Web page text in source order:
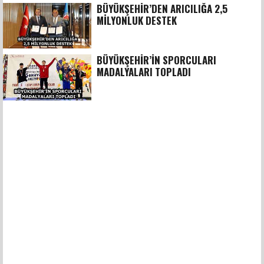
BÜYÜKŞEHİR’DEN ARICILIĞA 2,5
MİLYONLUK DESTEK
BÜYÜKŞEHİR’İN SPORCULARI
MADALYALARI TOPLADI